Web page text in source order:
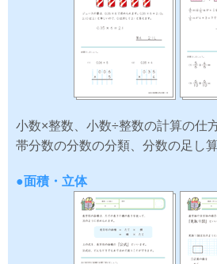
小数×整数、小数÷整数の計算の仕
帯分数の分数の分類、分数の足し
●面積・立体